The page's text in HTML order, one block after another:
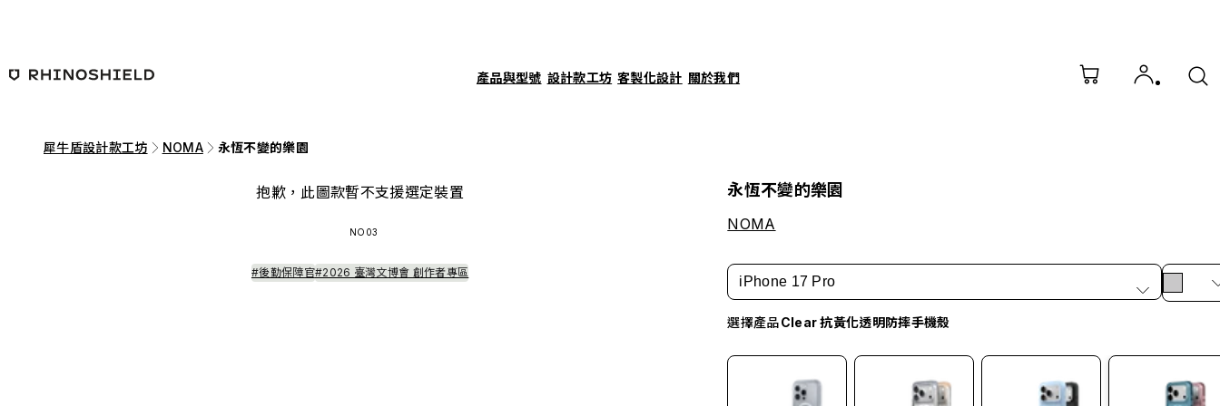
產品與型號 設計款工坊 客製化設計 關於我們
犀牛盾設計款工坊 NOMA 永恆不變的樂園
抱歉，此圖款暫不支援選定裝置
NO03
#後勤保障官#2026 臺灣文博會 創作者專區
永恆不變的樂園
NOMA
iPhone 17 Pro
選擇產品Clear 抗黃化透明防摔手機殼